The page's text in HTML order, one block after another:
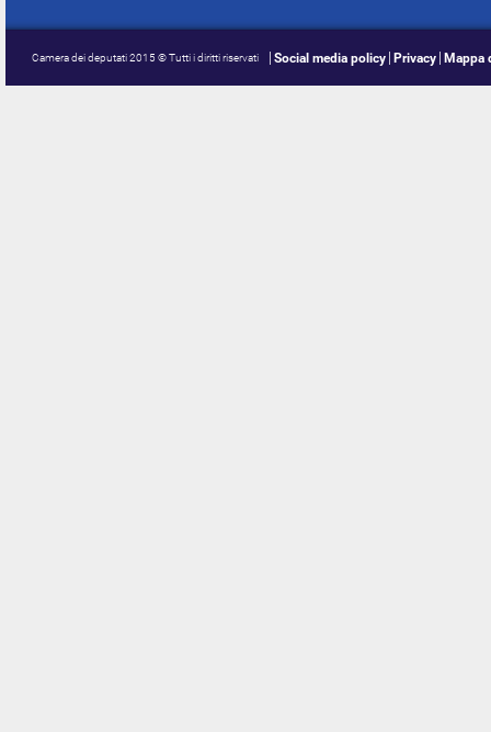
Camera dei deputati 2015 © Tutti i diritti riservati Social media policy Privacy Mappa